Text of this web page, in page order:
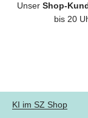
Unser Shop-
bis 20
KI im SZ Shop